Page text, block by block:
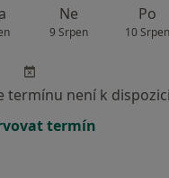
Ne
9 Srpen
Po
10 Srpen
termínu není k dispozici
termín